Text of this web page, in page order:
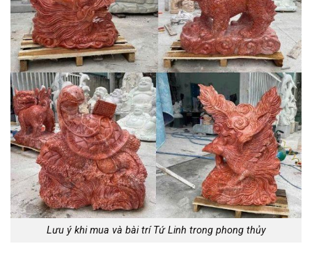
Lưu ý khi mua và bài trí Tứ Linh trong phong thủy